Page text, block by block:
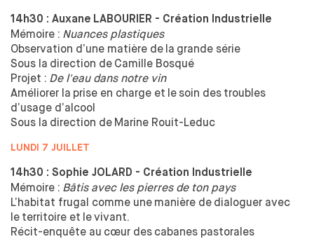
14h30 : Auxane LABOURIER - Création Industrielle
Mémoire : Nuances plastiques
Observation d’une matière de la grande série
Sous la direction de Camille Bosqué
Projet : De l'eau dans notre vin
Améliorer la prise en charge et le soin des troubles
d’usage d’alcool
Sous la direction de Marine Rouit-Leduc
LUNDI 7 JUILLET
14h30 : Sophie JOLARD - Création Industrielle
Mémoire : Bâtis avec les pierres de ton pays
L’habitat frugal comme une manière de dialoguer avec
le territoire et levivant.
Récit-enquête au cœur des cabanes pastorales